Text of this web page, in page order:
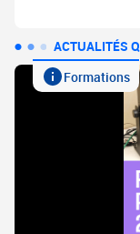
ACTUALITÉS
Formations